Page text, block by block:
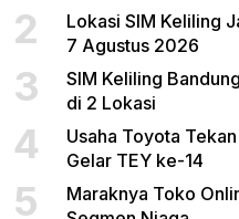
2
Lokasi SIM Keliling
7 Agustus 2026
3
SIM Keliling
di 2 Lokasi
4
Usaha Toyota
Gelar TEY ke-14
5
Maraknya Toko